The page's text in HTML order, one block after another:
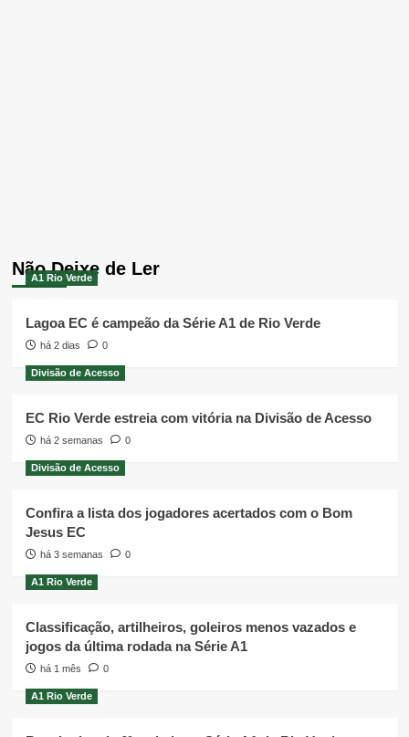
Não Deixe de Ler
A1 Rio Verde
Lagoa EC é campeão da Série A1 de Rio Verde
há 2 dias 0
Divisão de Acesso
EC Rio Verde estreia com vitória na Divisão de Acesso
há 2 semanas 0
Divisão de Acesso
Confira a lista dos jogadores acertados com o Bom
Jesus EC
há 3 semanas 0
A1 Rio Verde
Classificação, artilheiros, goleiros menos vazados e
jogos da última rodada na Série A1
há 1 mês 0
A1 Rio Verde